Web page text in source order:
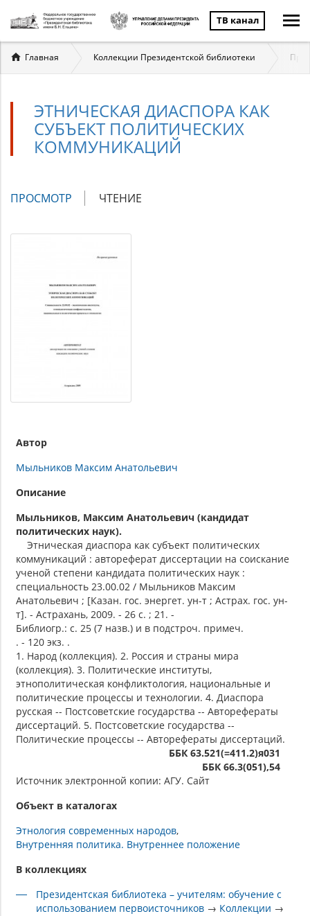
ТВ канал
Вы
здесь
Главная Коллекции Президентской библиотеки
ЭТНИЧЕСКАЯ ДИАСПОРА КАК
СУБЪЕКТ ПОЛИТИЧЕСКИХ
КОММУНИКАЦИЙ
Главные
ПРОСМОТР (АКТИВНАЯ
ЧТЕНИЕ
Автор
Мыльников Максим Анатольевич
Описание
Мыльников, Максим Анатольевич (кандидат
политических наук).
Этническая диаспора как субъект политических
коммуникаций : автореферат диссертации на соискание
ученой степени кандидата политических наук :
специальность 23.00.02 / Мыльников Максим
Анатольевич ; [Казан. гос. энергет. ун-т ; Астрах. гос. ун-
т]. - Астрахань, 2009. - 26 с. ; 21. -
Библиогр.: с. 25 (7 назв.) и в подстроч. примеч.
. - 120 экз. .
1. Народ (коллекция). 2. Россия и страны мира
(коллекция). 3. Политические институты,
этнополитическая конфликтология, национальные и
политические процессы и технологии. 4. Диаспора
русская -- Постсоветские государства -- Авторефераты
диссертаций. 5. Постсоветские государства --
Политические процессы -- Авторефераты диссертаций.
ББК 63.521(=411.2)я031
ББК 66.3(051),54
Источник электронной копии: АГУ. Сайт
Объект в каталогах
Этнология современных народов
Внутренняя политика. Внутреннее положение
В коллекциях
Президентская библиотека – учителям: обучение с
использованием первоисточников → Коллекции →